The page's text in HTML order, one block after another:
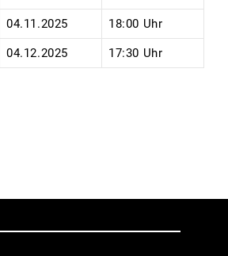
04.11.2025 18:00 Uhr
04.12.2025 17:30 Uhr